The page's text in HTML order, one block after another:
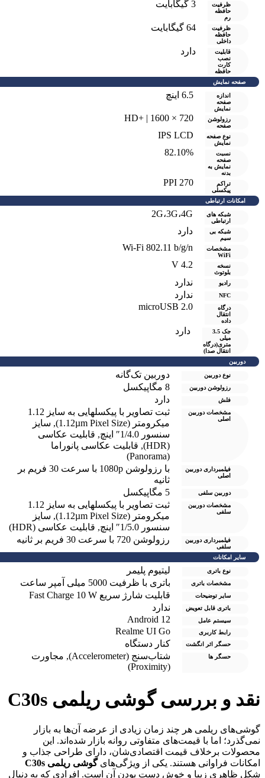
ظرفیت
حافظه
رم
ظرفیت
حافظه
داخلی
64 گيگابايت
قابلیت
نصب
کارت
حافظه
دارد
صفحه نمایش
اندازه
صفحه
نمایش
6.5 اینچ
رزولوشن
صفحه
720 × 1600 | +HD
نوع صفحه
نمایش
IPS LCD
نسبت
صفحه
نمایش به
بدنه
82.10%
تراکم
پیکسلی
270 PPI
امکانات ارتباطی
شبکه های
ارتباطی
2G،3G،4G
شبکه بی
سیم
دارد
مشخصات
WiFi
Wi-Fi 802.11 b/g/n
نسخه
بلوتوث
V 4.2
رادیو ندارد
NFC ندارد
درگاه
انتقال
داده
microUSB 2.0
جک 3.5
میلی
متری(درگاه
انتقال صدا)
دارد
دوربین
نوع دوربین دوربین تک‌گانه
رزولوشن دوربين
فلش دارد
مشخصات دوربین
اصلی
ثبت تصاویر با پیکسل‎هایی به سایز 1.12
میکرومتر (1.12µm Pixel Size)
,سایز
سنسور 1/4.0″ اینچ
,قابلیت عکاسی
,قابلیت عکاسی پانوراما
فیلمبرداری دوربین
اصلی
با رزولوشن 1080p با سرعت 30 فریم بر
ثانیه
دوربین سلفی
مشخصات دوربین
سلفی
ثبت تصاویر با پیکسل‎هایی به سایز 1.12
میکرومتر (1.12µm Pixel Size)
,سایز
سنسور 1/5.0″ اینچ
,قابلیت عکاسی (HDR)
فیلمبرداری دوربین
سلفی
رزولوشن 720 با سرعت 30 فریم بر ثانیه
سایر امکانات
نوع باتری لیتیوم پلیمر
مشخصات باتری باتری با ظرفیت 5000 میلی آمپر ساعت
سایر توضیحات قابلیت شارژ سریع Fast Charge 10 W
باتری قابل تعویض ندارد
سیستم عامل Android 12
رابط کاربری Realme UI Go
حسگر اثر انگشت کنار دستگاه
حسگر ها شتاب‌سنج (Accelerometer) ,مجاورت
و بررسی گوشی ریلمی C30s
ریلمی هر چند زمان زیادی از عرضه آن‌ها به بازار
اما با قیمت‌های متفاوتی روانه بازار شده‌اند. این
برخلاف قیمت اقتصادی‌شان، دارای طراحی جذاب و
فراوانی هستند. یکی از ویژگی‌هایگوشی ریلمی C30s
ظاهری زیبا و خوش دست بودن آن است. افرادی که به دنبال